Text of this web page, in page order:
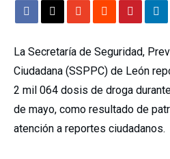
La Secretaría de Seguridad,
Ciudadana (SSPPC) de León
2 mil 064 dosis de droga
de mayo, como resultado de
atención a reportes ciudadanos.